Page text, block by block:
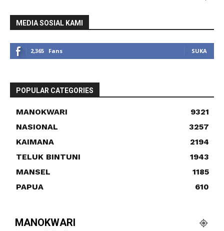
MEDIA SOSIAL KAMI
2,365 Fans SUKA
POPULAR CATEGORIES
MANOKWARI
9321
NASIONAL
3257
KAIMANA
2194
TELUK BINTUNI
1943
MANSEL
1185
PAPUA
610
MANOKWARI